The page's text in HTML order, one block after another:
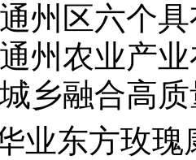
州区六个
州农业产
乡融合高
业东方玫